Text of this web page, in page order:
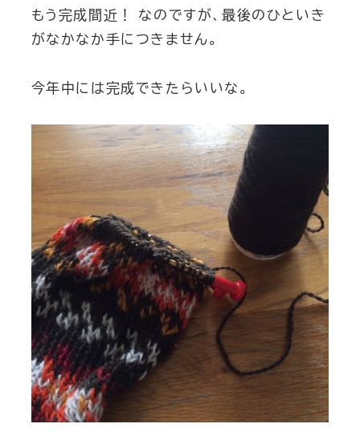
もう完成間近！ なのですが、最後のひといき
がなかなか手につきません。
今年中には完成できたらいいな。